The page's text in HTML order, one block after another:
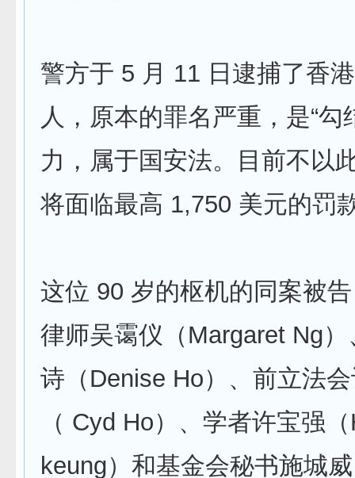
警方于 5 月 11 日逮捕了香
人，原本的罪名严重，是“勾
力，属于国安法。目前不以
将面临最高 1,750 美元的罚
这位 90 岁的枢机的同案被
律师吴霭仪（Margaret Ng
诗（Denise Ho）、前立法
（ Cyd Ho）、学者许宝强
keung）和基金会秘书施城